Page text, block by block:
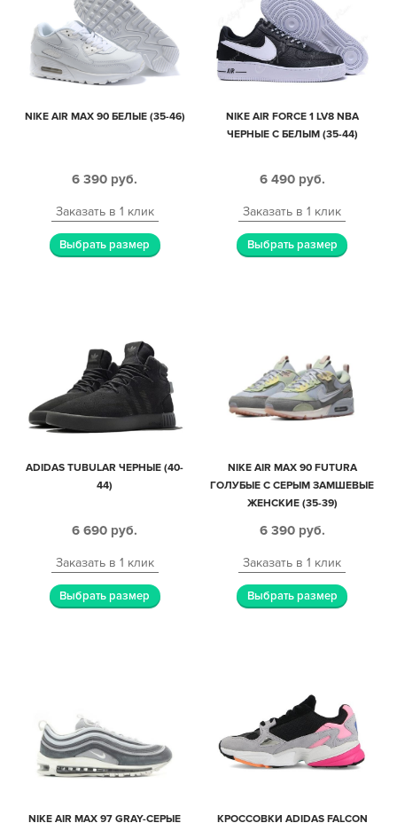
NIKE AIR MAX 90 БЕЛЫЕ (35-46)
6 390 руб.
Заказать в 1 клик
Выбрать размер
NIKE AIR FORCE 1 LV8 NBA
ЧЕРНЫЕ С БЕЛЫМ (35-44)
6 490 руб.
Заказать в 1 клик
Выбрать размер
ADIDAS TUBULAR ЧЕРНЫЕ (40-
44)
6 690 руб.
Заказать в 1 клик
Выбрать размер
NIKE AIR MAX 90 FUTURA
ГОЛУБЫЕ С СЕРЫМ ЗАМШЕВЫЕ
ЖЕНСКИЕ (35-39)
6 390 руб.
Заказать в 1 клик
Выбрать размер
NIKE AIR MAX 97 GRAY-СЕРЫЕ
КРОССОВКИ ADIDAS FALCON